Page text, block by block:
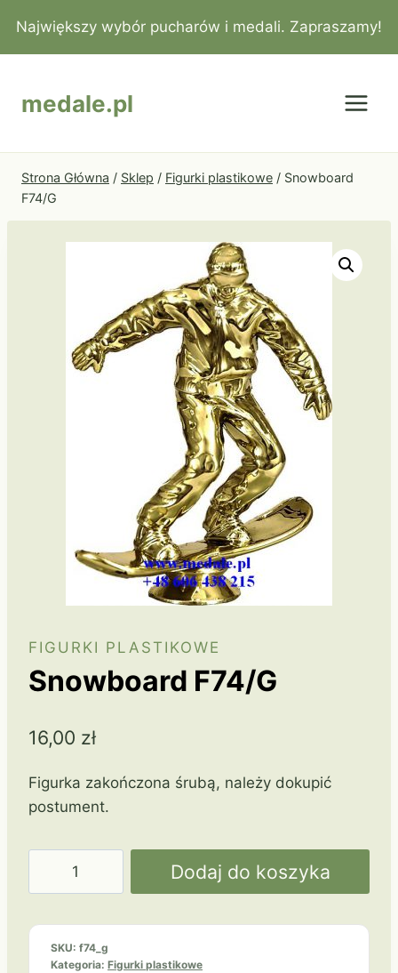
do
treści
Największy wybór pucharów i medali. Zapraszamy!
medale.pl
Strona Główna / Sklep / Figurki plastikowe / Snowboard
F74/G
FIGURKI PLASTIKOWE
Snowboard F74/G
16,00 zł
Figurka zakończona śrubą, należy dokupić
postument.
Dodaj do koszyka
SKU: f74_g
Kategoria: Figurki plastikowe